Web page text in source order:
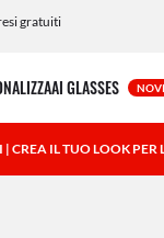
gratuiti
AI GLASSES
IL TUO LOOK PER